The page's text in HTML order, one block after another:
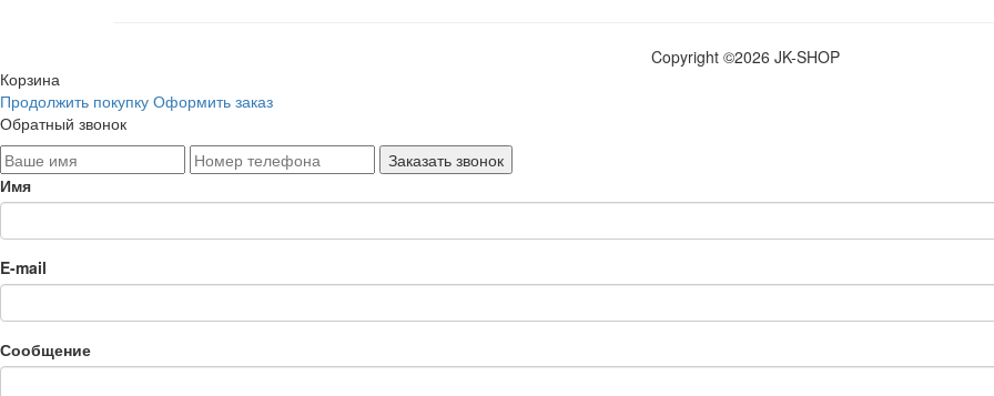
Copyright ©2026 JK-SHOP
Корзина
Продолжить покупку Оформить заказ
Обратный звонок
Имя
E-mail
Сообщение